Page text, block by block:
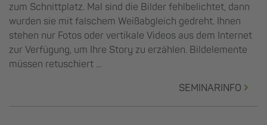
zum Schnittplatz. Mal sind die Bilder fehlbelichtet, dann
wurden sie mit falschem Weißabgleich gedreht. Ihnen
stehen nur Fotos oder vertikale Videos aus dem Internet
zur Verfügung, um Ihre Story zu erzählen. Bildelemente
müssen retuschiert ...
SEMINARINFO